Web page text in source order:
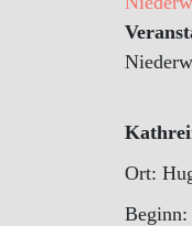
Ort: